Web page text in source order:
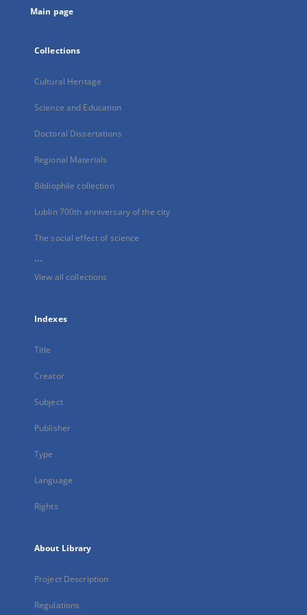
Main page
Collections
Cultural Heritage
Science and Education
Doctoral Dissertations
Regional Materials
Bibliophile collection
Lublin 700th anniversary of the city
The social effect of science
...
View all collections
Indexes
Title
Creator
Subject
Publisher
Type
Language
Rights
About Library
Project Description
Regulations